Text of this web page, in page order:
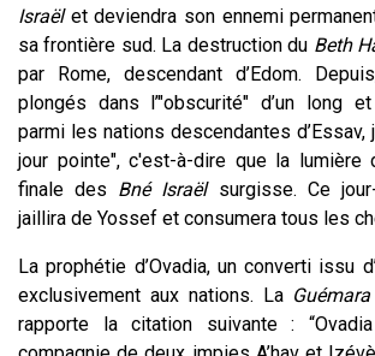
Israëlet deviendra son ennemi
sa frontière sud. La destruction du Beth
par Rome, descendant d’Edom.
plongés dans l’"obscurité" d’un long
parmi les nations descendantes d’Essav,
jour pointe", c'est-à-dire que la lumière
finale des Bné Israëlsurgisse. Ce
jaillira de Yossef et consumera tous les
La prophétie d’Ovadia, un converti issu
exclusivement aux nations. La Guémara
rapporte la citation suivante :